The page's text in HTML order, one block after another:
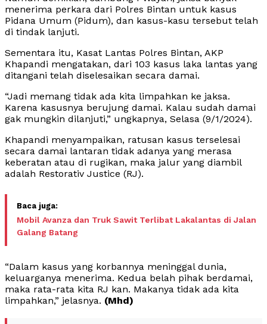
menerima perkara dari Polres Bintan untuk kasus
Pidana Umum (Pidum), dan kasus-kasu tersebut telah
di tindak lanjuti.
Sementara itu, Kasat Lantas Polres Bintan, AKP
Khapandi mengatakan, dari 103 kasus laka lantas yang
ditangani telah diselesaikan secara damai.
“Jadi memang tidak ada kita limpahkan ke jaksa.
Karena kasusnya berujung damai. Kalau sudah damai
gak mungkin dilanjuti,” ungkapnya, Selasa (9/1/2024).
Khapandi menyampaikan, ratusan kasus terselesai
secara damai lantaran tidak adanya yang merasa
keberatan atau di rugikan, maka jalur yang diambil
adalah Restorativ Justice (RJ).
Mobil Avanza dan Truk Sawit Terlibat Lakalantas di Jalan
Galang Batang
“Dalam kasus yang korbannya meninggal dunia,
keluarganya menerima. Kedua belah pihak berdamai,
maka rata-rata kita RJ kan. Makanya tidak ada kita
limpahkan,” jelasnya. (Mhd)